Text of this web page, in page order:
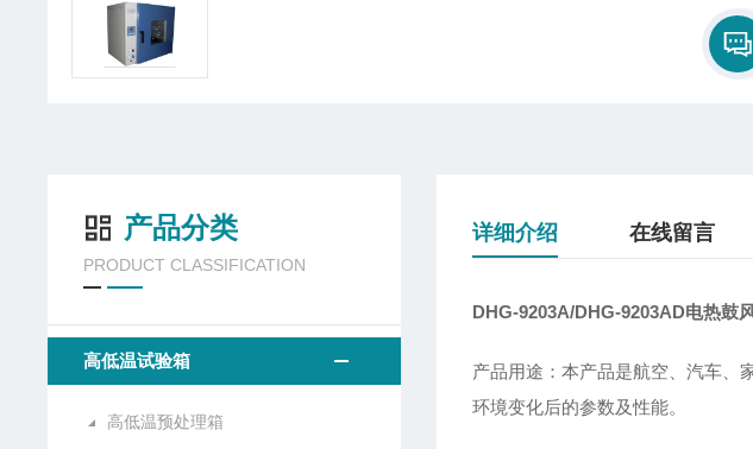
产品分类
PRODUCT CLASSIFICATION
高低温试验箱
高低温预处理箱
详细介绍 在线留言
DHG-9203A/DHG-9203AD电热鼓
产品用途：本产品是航空、汽车、
环境变化后的参数及性能。